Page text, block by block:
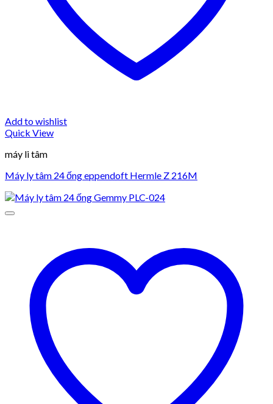
Add to wishlist
Quick View
máy li tâm
Máy ly tâm 24 ống eppendoft Hermle Z 216M